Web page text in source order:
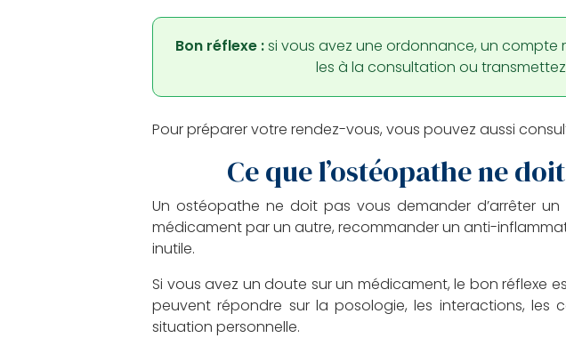
Bon réflexe :si vous avez une ordonnance, un compte
les à la consultation ou
Pour préparer votre rendez-vous, vous pouvez aussi
Ce que l’ostéopathe ne
Un ostéopathe ne doit pas vous demander d’arrêter
médicament par un autre, recommander un anti-
inutile.
Si vous avez un doute sur un médicament, le bon
peuvent répondre sur la posologie, les interactions, les
situation personnelle.